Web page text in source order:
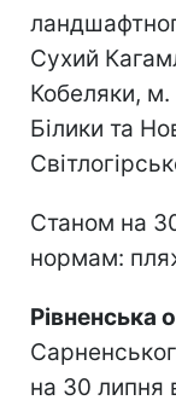
Сухий
Кобеляки,
Білики та
Станом на
нормам:
Рівненська
на 30 липня